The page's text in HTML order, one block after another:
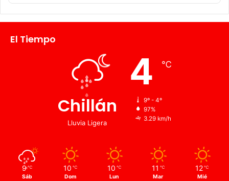
El Tiempo
Chillán
Lluvia Ligera
4 ℃
9º - 4º
97%
3.29 km/h
9 ℃
Sáb
10 ℃
Dom
10 ℃
Lun
11 ℃
Mar
12 ℃
Mié